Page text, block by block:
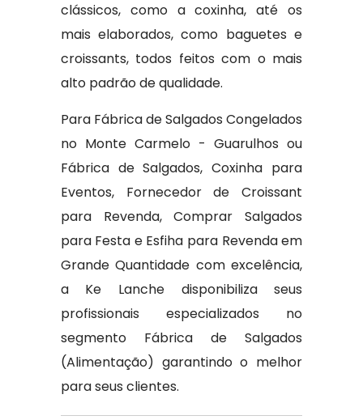
clássicos, como a coxinha, até os
mais elaborados, como baguetes e
croissants, todos feitos com o mais
alto padrão de qualidade.
Para Fábrica de Salgados Congelados
no Monte Carmelo - Guarulhos ou
Fábrica de Salgados, Coxinha para
Eventos, Fornecedor de Croissant
para Revenda, Comprar Salgados
para Festa e Esfiha para Revenda em
Grande Quantidade com excelência,
a Ke Lanche disponibiliza seus
profissionais especializados no
segmento Fábrica de Salgados
(Alimentação) garantindo o melhor
para seus clientes.